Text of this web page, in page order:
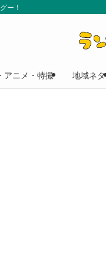
ー！
アニメ・特撮 地域ネタ